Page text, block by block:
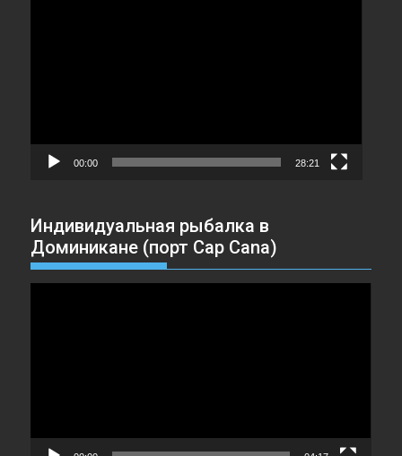
00:00 28:21
Индивидуальная рыбалка в
Доминикане (порт Cap Cana)